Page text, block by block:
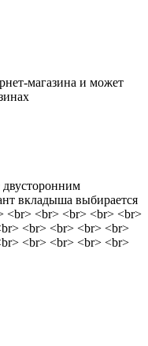
магазина и может
двусторонним
вкладыша выбирается
<br> <br> <br> <br> <br>
<br> <br> <br> <br>
<br> <br> <br> <br>